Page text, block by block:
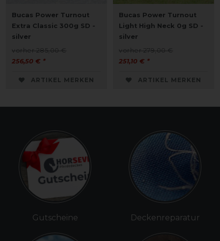
Bucas Power Turnout
Extra Classic 300g SD -
silver
vorher 285,00 €
256,50 € *
ARTIKEL MERKEN
Bucas Power Turnout
Light High Neck 0g SD -
silver
vorher 279,00 €
251,10 € *
ARTIKEL MERKEN
Gutscheine Deckenreparatur